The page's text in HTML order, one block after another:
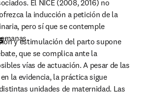
El NICE (2008, 2016) no
la inducción a petición de la
pero sí que se contemple
y estimulación del parto supone
que se complica ante la
vías de actuación. A pesar de las
la evidencia, la práctica sigue
unidades de maternidad. Las